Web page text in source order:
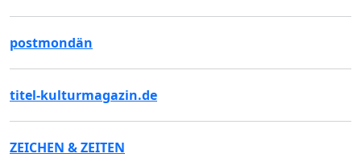
postmondän
titel-kulturmagazin.de
ZEICHEN & ZEITEN